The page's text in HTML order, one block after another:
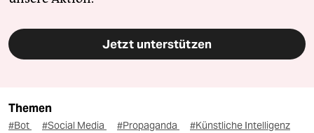
Jetzt unterstützen
Themen
#Bot #Social Media #Propaganda #Künstliche Intelligenz